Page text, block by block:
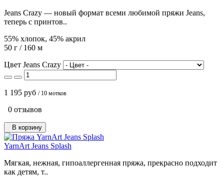
Jeans Crazy — новый формат всеми любимой пряжи Jeans,
теперь с принтов..
55% хлопок, 45% акрил
50 г / 160 м
Цвет Jeans Crazy
1 195 руб / 10 мотков
0 отзывов
В корзину
YarnArt Jeans Splash
Мягкая, нежная, гипоаллергенная пряжа, прекрасно подходит
как детям, т..